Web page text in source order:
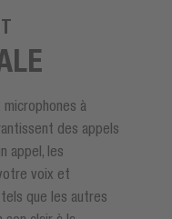
à
des appels
appel, les
voix et
que les autres